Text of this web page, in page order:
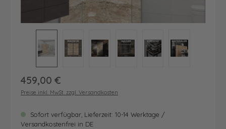
Regulärer Preis:
459,00 €
Preise inkl. MwSt. zzgl. Versandkosten
Sofort verfügbar, Lieferzeit: 10-14 Werktage /
Versandkostenfrei in DE